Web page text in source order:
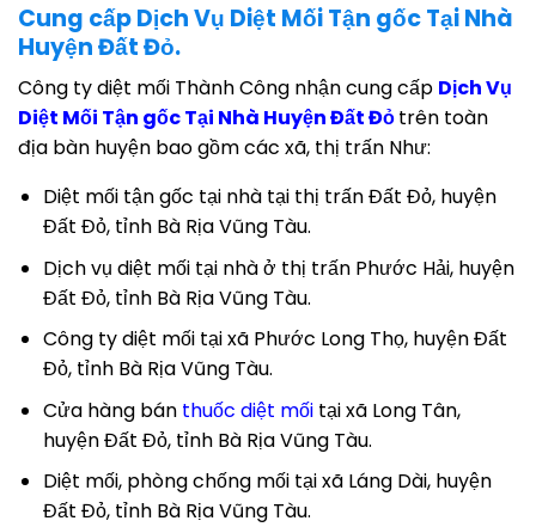
Cung cấp Dịch Vụ Diệt Mối Tận gốc Tại Nhà
Huyện Đất Đỏ.
Công ty diệt mối Thành Công nhận cung cấp Dịch Vụ
Diệt Mối Tận gốc Tại Nhà Huyện Đất Đỏtrên toàn
địa bàn huyện bao gồm các xã, thị trấn Như:
Diệt mối tận gốc tại nhà tại thị trấn Đất Đỏ, huyện
Đất Đỏ, tỉnh Bà Rịa Vũng Tàu.
Dịch vụ diệt mối tại nhà ở thị trấn Phước Hải, huyện
Đất Đỏ, tỉnh Bà Rịa Vũng Tàu.
Công ty diệt mối tại xã Phước Long Thọ, huyện Đất
Đỏ, tỉnh Bà Rịa Vũng Tàu.
Cửa hàng bán thuốc diệt mốitại xã Long Tân,
huyện Đất Đỏ, tỉnh Bà Rịa Vũng Tàu.
Diệt mối, phòng chống mối tại xã Láng Dài, huyện
Đất Đỏ, tỉnh Bà Rịa Vũng Tàu.